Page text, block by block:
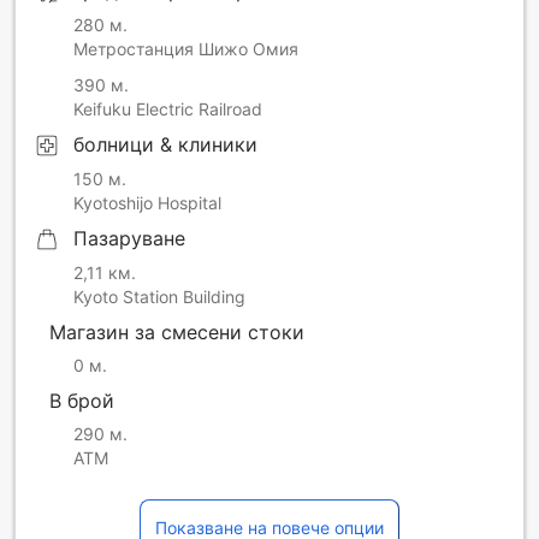
280 м.
Метростанция Шижо Омия
390 м.
Keifuku Electric Railroad
болници & клиники
150 м.
Kyotoshijo Hospital
Пазаруване
2,11 км.
Kyoto Station Building
Магазин за смесени стоки
0 м.
В брой
290 м.
ATM
Показване на повече опции